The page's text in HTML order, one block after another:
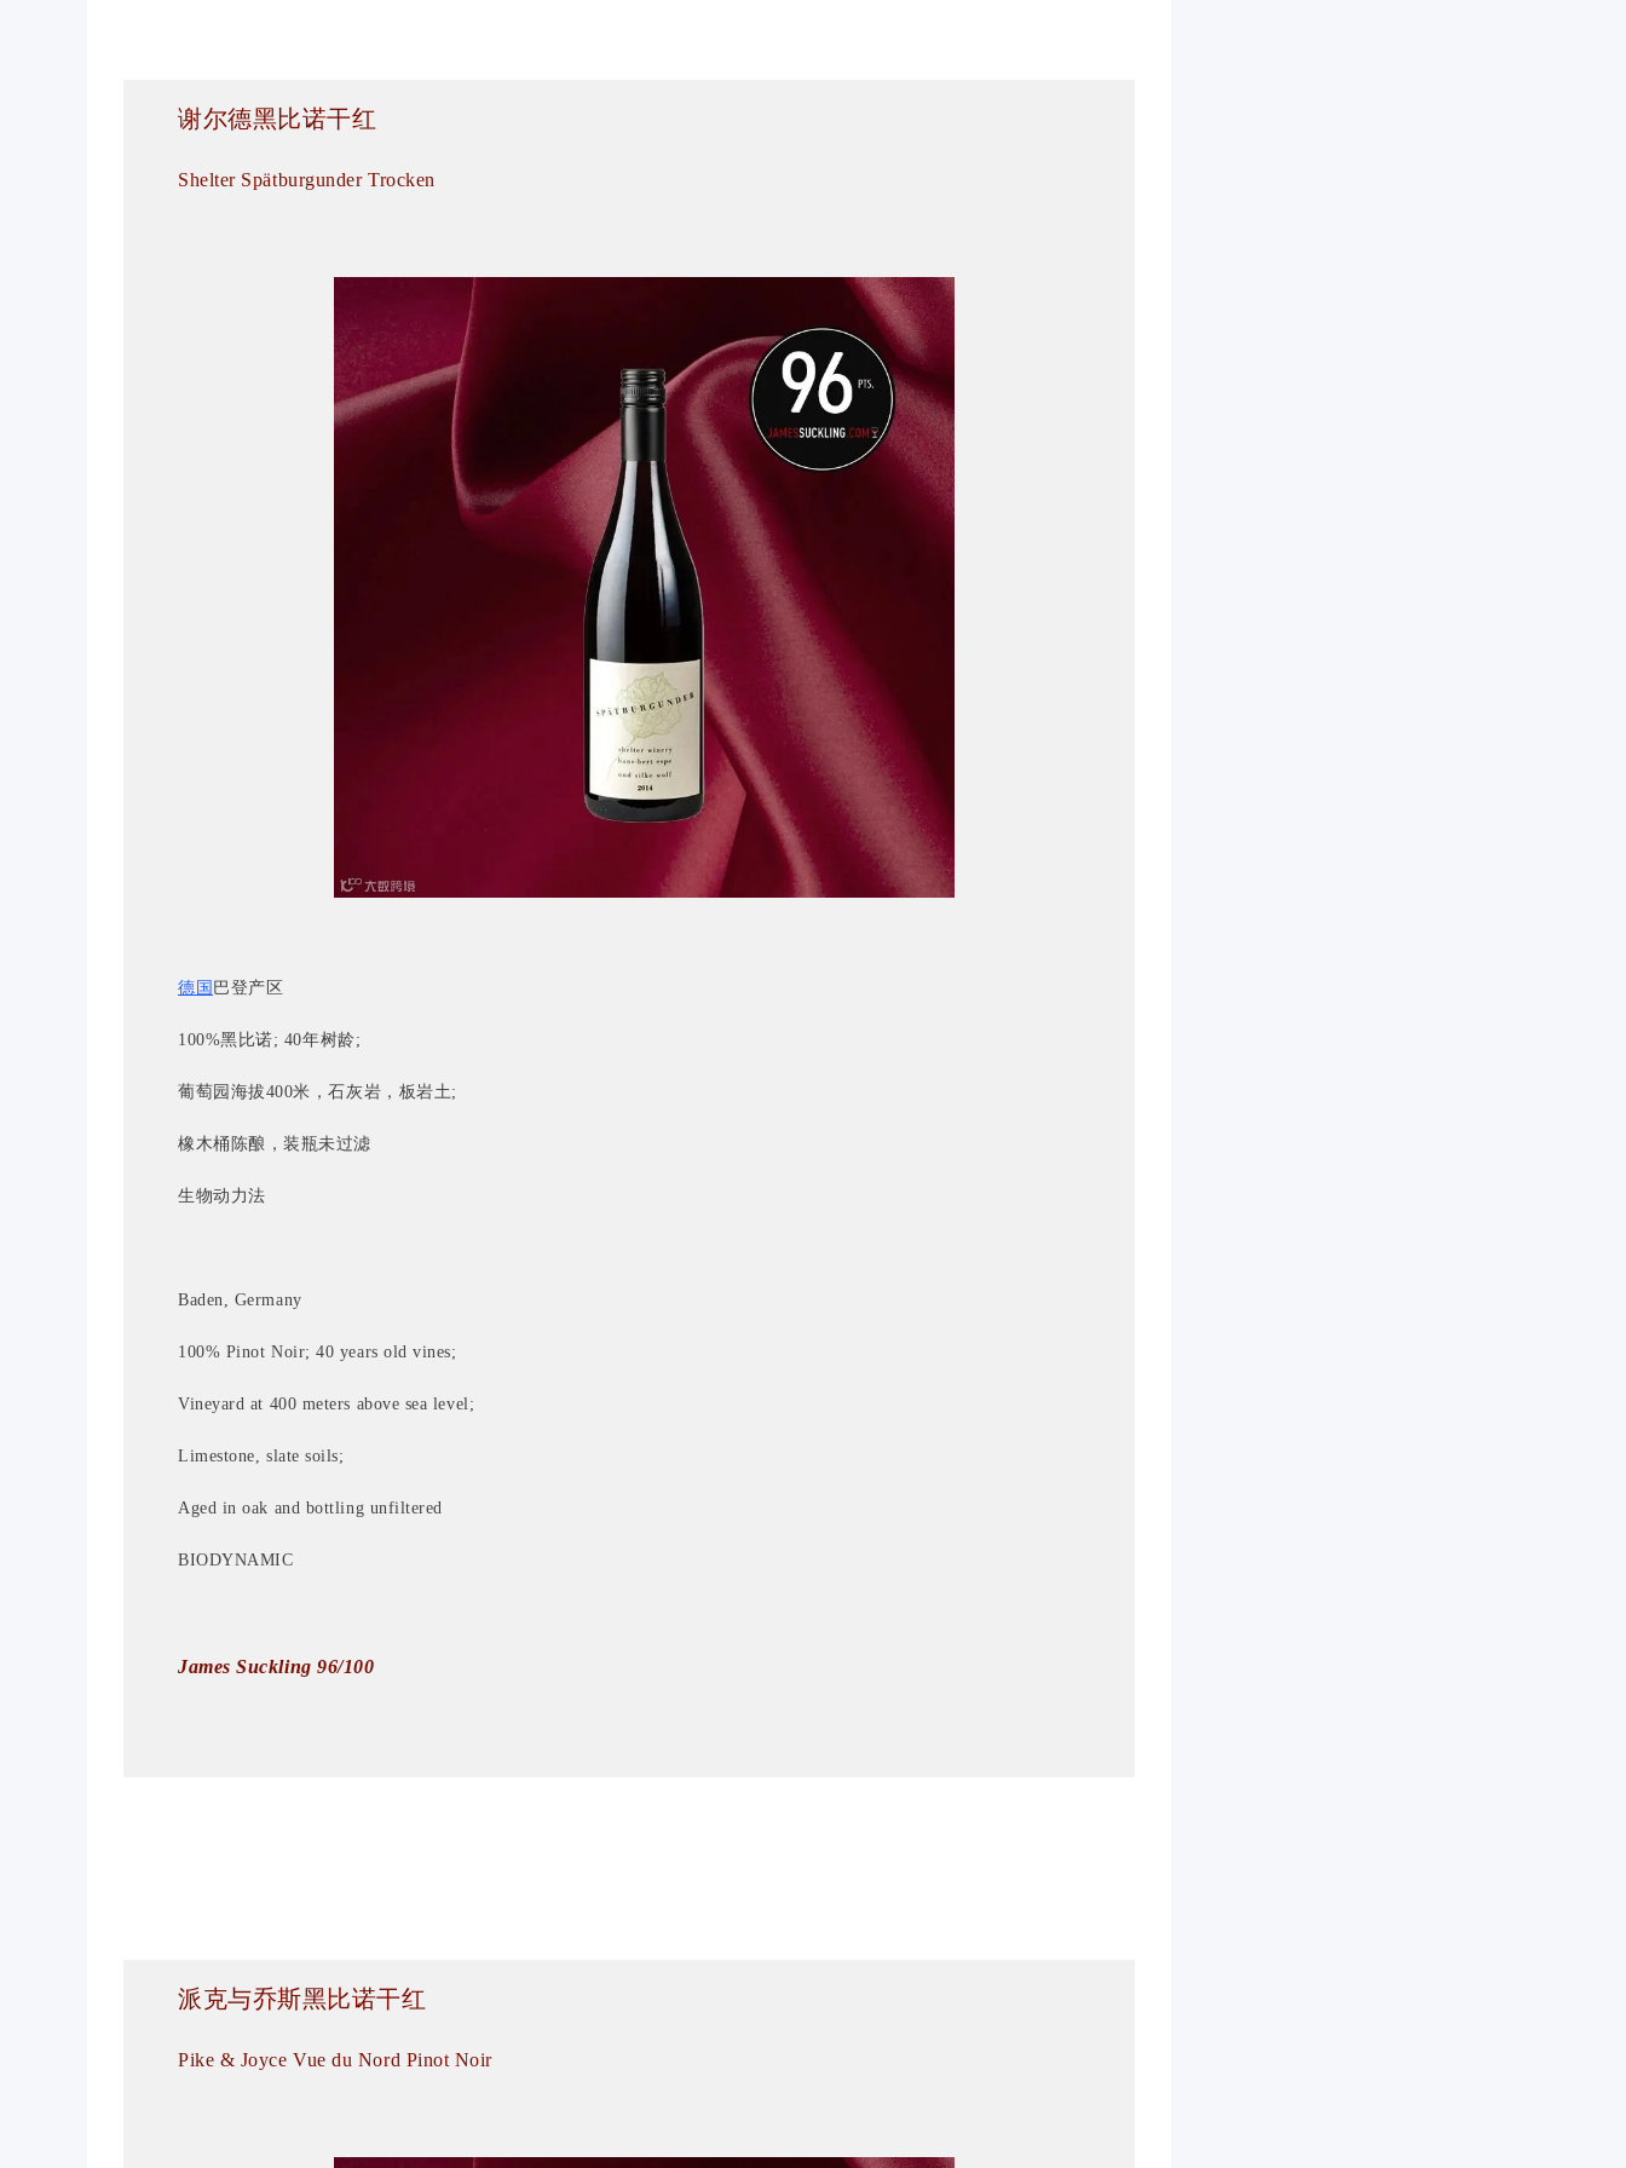
谢尔德黑比诺干红
Shelter Spätburgunder Trocken
德国 巴登产区
100%黑比诺; 40年树龄;
葡萄园海拔400米，石灰岩，板岩土;
橡木桶陈酿，装瓶未过滤
生物动力法
Baden, Germany
100% Pinot Noir; 40 years old vines;
Vineyard at 400 meters above sea level;
Limestone, slate soils;
Aged in oak and bottling unfiltered
BIODYNAMIC
James Suckling 96/100
派克与乔斯黑比诺干红
Pike & Joyce Vue du Nord Pinot Noir